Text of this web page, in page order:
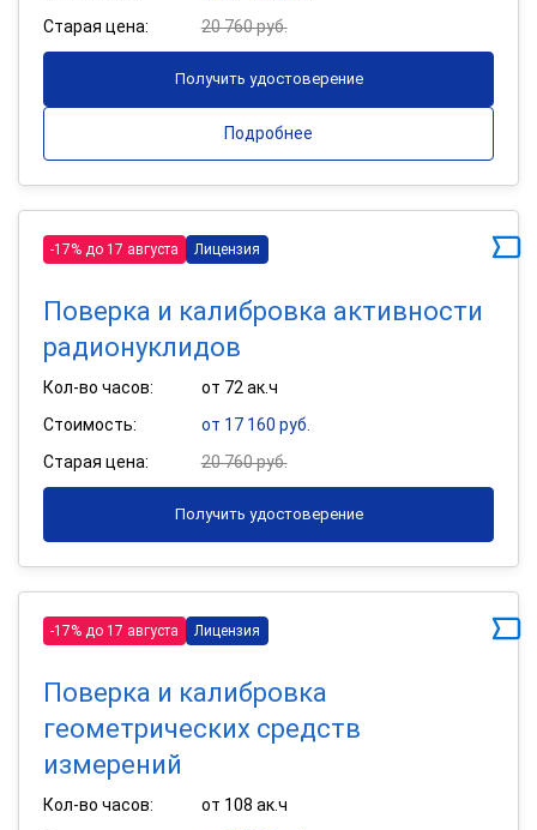
Старая цена:
20 760 руб.
Получить удостоверение
Подробнее
-17% до 17 августа Лицензия
Поверка и калибровка активности
радионуклидов
Кол-во часов:
от 72 ак.ч
Стоимость:
от 17 160 руб.
Старая цена:
20 760 руб.
Получить удостоверение
-17% до 17 августа Лицензия
Поверка и калибровка
геометрических средств
измерений
Кол-во часов:
от 108 ак.ч